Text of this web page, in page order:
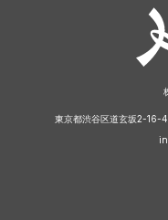
東京都渋谷区道玄坂2-16-